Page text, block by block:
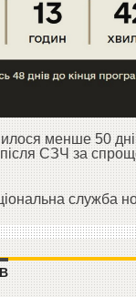
менше 50
СЗЧ за
служба